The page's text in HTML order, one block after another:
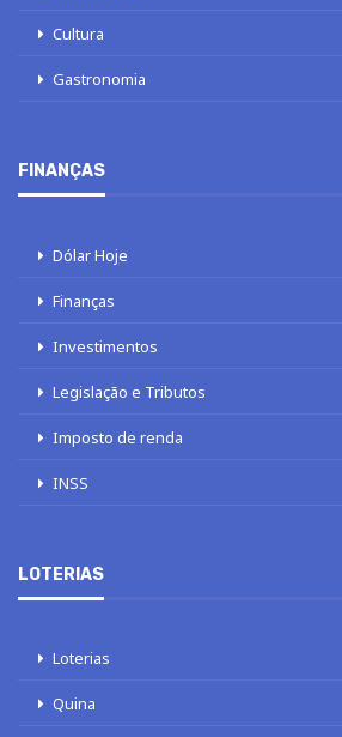
Cultura
Gastronomia
FINANÇAS
Dólar Hoje
Finanças
Investimentos
Legislação e Tributos
Imposto de renda
INSS
LOTERIAS
Loterias
Quina